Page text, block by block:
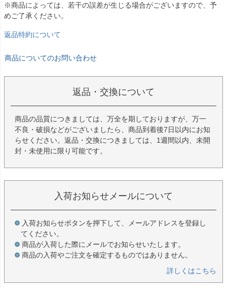
※商品によっては、若干の誤差が生じる場合がございますので、予
めご了承ください。
返品特約について
商品についてのお問い合わせ
返品・交換について
商品の品質につきましては、万全を期しておりますが、万一
不良・破損などがございましたら、商品到着後7日以内にお知
らせください。返品・交換につきましては、1週間以内、未開
封・未使用に限り可能です。
入荷お知らせメールについて
入荷お知らせボタンを押下して、メールアドレスを登録し
てください。
商品が入荷した際にメールでお知らせいたします。
商品の入荷やご注文を確定するものではありません。
詳しくはこちら